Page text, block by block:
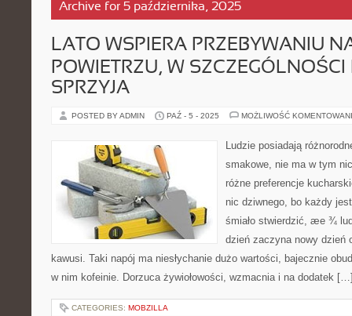
Archive for 5 października, 2025
LATO WSPIERA PRZEBYWANIU
POWIETRZU, W
SPRZYJA
POSTED BY ADMIN PAŹ - 5 - 2025 MOŻLIWOŚĆ
Ludzie posiadają
smakowe, nie ma w tym
różne preferencje
nic dziwnego, bo każdy
śmiało stwierdzić, æe ¾
dzień zaczyna nowy dzień
kawusi. Taki napój ma niesłychanie dużo wartości, bajecznie
w nim kofeinie. Dorzuca żywiołowości, wzmacnia i na dodatek
CATEGORIES: MOBZILLA